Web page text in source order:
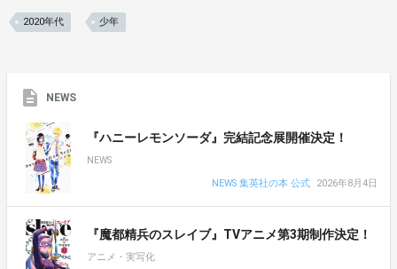
2020年代 少年
NEWS
『ハニーレモンソーダ』完結記念展開催決定！
NEWS
NEWS 集英社の本 公式
2026年8月4日
『魔都精兵のスレイブ』TVアニメ第3期制作決定！
アニメ・実写化